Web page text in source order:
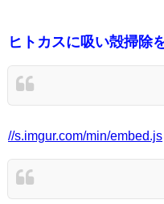
ヒトカスに吸い殻掃除
//s.imgur.com/min/embed.js